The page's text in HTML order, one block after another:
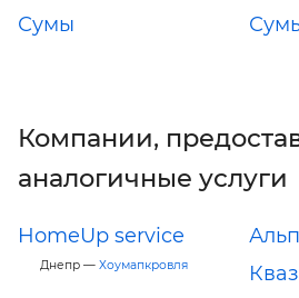
Сумы
Компании,
аналогичные услуги
HomeUp service
Днепр — Хоумапкровля